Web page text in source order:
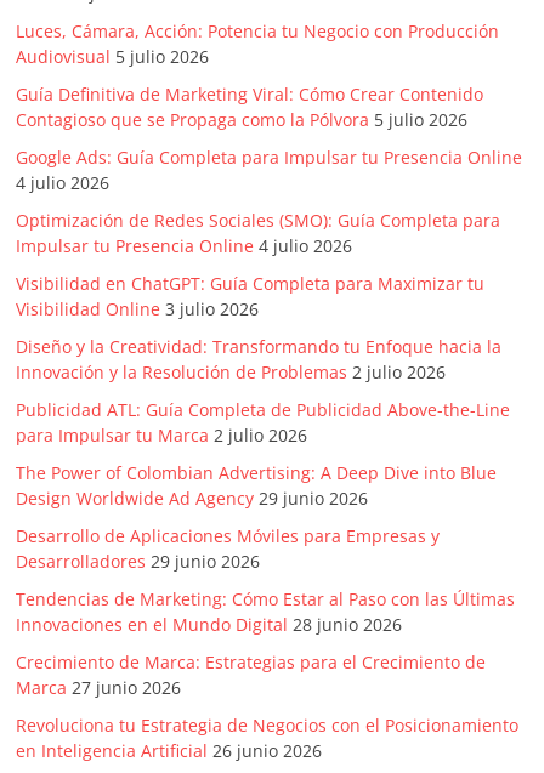
Luces, Cámara, Acción: Potencia tu Negocio con Producción
Audiovisual 5 julio 2026
Guía Definitiva de Marketing Viral: Cómo Crear Contenido
Contagioso que se Propaga como la Pólvora 5 julio 2026
Google Ads: Guía Completa para Impulsar tu Presencia Online
4 julio 2026
Optimización de Redes Sociales (SMO): Guía Completa para
Impulsar tu Presencia Online 4 julio 2026
Visibilidad en ChatGPT: Guía Completa para Maximizar tu
Visibilidad Online 3 julio 2026
Diseño y la Creatividad: Transformando tu Enfoque hacia la
Innovación y la Resolución de Problemas 2 julio 2026
Publicidad ATL: Guía Completa de Publicidad Above-the-Line
para Impulsar tu Marca 2 julio 2026
The Power of Colombian Advertising: A Deep Dive into Blue
Design Worldwide Ad Agency 29 junio 2026
Desarrollo de Aplicaciones Móviles para Empresas y
Desarrolladores 29 junio 2026
Tendencias de Marketing: Cómo Estar al Paso con las Últimas
Innovaciones en el Mundo Digital 28 junio 2026
Crecimiento de Marca: Estrategias para el Crecimiento de
Marca 27 junio 2026
Revoluciona tu Estrategia de Negocios con el Posicionamiento
en Inteligencia Artificial 26 junio 2026